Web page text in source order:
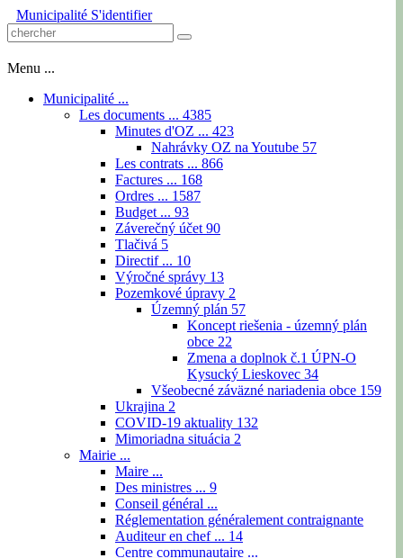
Municipalité S'identifier
Menu ...
Municipalité ...
Les documents ... 4385
Minutes d'OZ ... 423
Nahrávky OZ na Youtube 57
Les contrats ... 866
Factures ... 168
Ordres ... 1587
Budget ... 93
Záverečný účet 90
Tlačivá 5
Directif ... 10
Výročné správy 13
Pozemkové úpravy 2
Územný plán 57
Koncept riešenia - územný plán
obce 22
Zmena a doplnok č.1 ÚPN-O
Kysucký Lieskovec 34
Všeobecné záväzné nariadenia obce 159
Ukrajina 2
COVID-19 aktuality 132
Mimoriadna situácia 2
Mairie ...
Maire ...
Des ministres ... 9
Conseil général ...
Réglementation généralement contraignante
Auditeur en chef ... 14
Centre communautaire ...